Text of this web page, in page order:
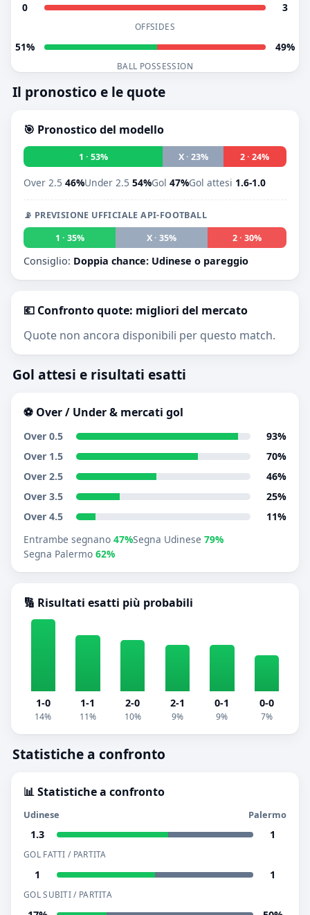
0 3
OFFSIDES
51% 49%
BALL POSSESSION
Il pronostico e le quote
🎯 Pronostico del modello
1 · 53% X · 23% 2 · 24%
Over 2.5 46%Under 2.5 54%Gol 47%Gol attesi 1.6-1.0
📡 PREVISIONE UFFICIALE API-FOOTBALL
1 · 35%
X · 35% 2 · 30%
Consiglio: Doppia chance: Udinese o pareggio
💶 Confronto quote: migliori del mercato
Quote non ancora disponibili per questo match.
Gol attesi e risultati esatti
⚽ Over / Under & mercati gol
Over 0.5
93%
Over 1.5
70%
Over 2.5
46%
Over 3.5
25%
Over 4.5
11%
Entrambe segnano 47%Segna Udinese 79%
Segna Palermo 62%
🔢 Risultati esatti più probabili
1-0
14%
1-1
11%
2-0
10%
2-1
9%
0-1
9%
0-0
7%
Statistiche a confronto
📊 Statistiche a confronto
Udinese Palermo
1.3 1
GOL FATTI / PARTITA
1 1
GOL SUBITI / PARTITA